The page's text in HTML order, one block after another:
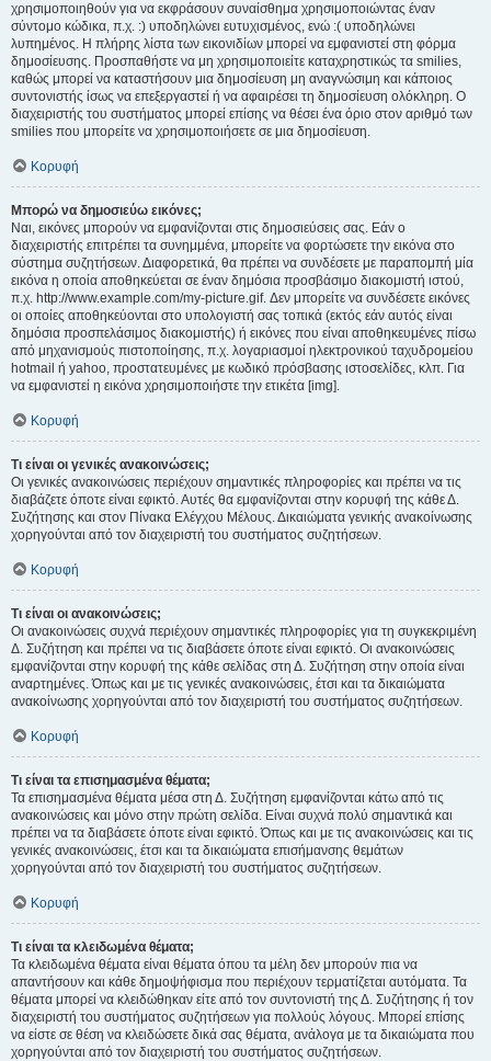
χρησιμοποιηθούν για να εκφράσουν συναίσθημα χρησιμοποιώντας έναν
σύντομο κώδικα, π.χ. :) υποδηλώνει ευτυχισμένος, ενώ :( υποδηλώνει
λυπημένος. Η πλήρης λίστα των εικονιδίων μπορεί να εμφανιστεί στη φόρμα
δημοσίευσης. Προσπαθήστε να μη χρησιμοποιείτε καταχρηστικώς τα smilies,
καθώς μπορεί να καταστήσουν μια δημοσίευση μη αναγνώσιμη και κάποιος
συντονιστής ίσως να επεξεργαστεί ή να αφαιρέσει τη δημοσίευση ολόκληρη. Ο
διαχειριστής του συστήματος μπορεί επίσης να θέσει ένα όριο στον αριθμό των
smilies που μπορείτε να χρησιμοποιήσετε σε μια δημοσίευση.
Κορυφή
Μπορώ να δημοσιεύω εικόνες;
Ναι, εικόνες μπορούν να εμφανίζονται στις δημοσιεύσεις σας. Εάν ο
διαχειριστής επιτρέπει τα συνημμένα, μπορείτε να φορτώσετε την εικόνα στο
σύστημα συζητήσεων. Διαφορετικά, θα πρέπει να συνδέσετε με παραπομπή μία
εικόνα η οποία αποθηκεύεται σε έναν δημόσια προσβάσιμο διακομιστή ιστού,
π.χ. http://www.example.com/my-picture.gif. Δεν μπορείτε να συνδέσετε εικόνες
οι οποίες αποθηκεύονται στο υπολογιστή σας τοπικά (εκτός εάν αυτός είναι
δημόσια προσπελάσιμος διακομιστής) ή εικόνες που είναι αποθηκευμένες πίσω
από μηχανισμούς πιστοποίησης, π.χ. λογαριασμοί ηλεκτρονικού ταχυδρομείου
hotmail ή yahoo, προστατευμένες με κωδικό πρόσβασης ιστοσελίδες, κλπ. Για
να εμφανιστεί η εικόνα χρησιμοποιήστε την ετικέτα [img].
Κορυφή
Τι είναι οι γενικές ανακοινώσεις;
Οι γενικές ανακοινώσεις περιέχουν σημαντικές πληροφορίες και πρέπει να τις
διαβάζετε όποτε είναι εφικτό. Αυτές θα εμφανίζονται στην κορυφή της κάθε Δ.
Συζήτησης και στον Πίνακα Ελέγχου Μέλους. Δικαιώματα γενικής ανακοίνωσης
χορηγούνται από τον διαχειριστή του συστήματος συζητήσεων.
Κορυφή
Τι είναι οι ανακοινώσεις;
Οι ανακοινώσεις συχνά περιέχουν σημαντικές πληροφορίες για τη συγκεκριμένη
Δ. Συζήτηση και πρέπει να τις διαβάσετε όποτε είναι εφικτό. Οι ανακοινώσεις
εμφανίζονται στην κορυφή της κάθε σελίδας στη Δ. Συζήτηση στην οποία είναι
αναρτημένες. Όπως και με τις γενικές ανακοινώσεις, έτσι και τα δικαιώματα
ανακοίνωσης χορηγούνται από τον διαχειριστή του συστήματος συζητήσεων.
Κορυφή
Τι είναι τα επισημασμένα θέματα;
Τα επισημασμένα θέματα μέσα στη Δ. Συζήτηση εμφανίζονται κάτω από τις
ανακοινώσεις και μόνο στην πρώτη σελίδα. Είναι συχνά πολύ σημαντικά και
πρέπει να τα διαβάσετε όποτε είναι εφικτό. Όπως και με τις ανακοινώσεις και τις
γενικές ανακοινώσεις, έτσι και τα δικαιώματα επισήμανσης θεμάτων
χορηγούνται από τον διαχειριστή του συστήματος συζητήσεων.
Κορυφή
Τι είναι τα κλειδωμένα θέματα;
Τα κλειδωμένα θέματα είναι θέματα όπου τα μέλη δεν μπορούν πια να
απαντήσουν και κάθε δημοψήφισμα που περιέχουν τερματίζεται αυτόματα. Τα
θέματα μπορεί να κλειδώθηκαν είτε από τον συντονιστή της Δ. Συζήτησης ή τον
διαχειριστή του συστήματος συζητήσεων για πολλούς λόγους. Μπορεί επίσης
να είστε σε θέση να κλειδώσετε δικά σας θέματα, ανάλογα με τα δικαιώματα που
χορηγούνται από τον διαχειριστή του συστήματος συζητήσεων.